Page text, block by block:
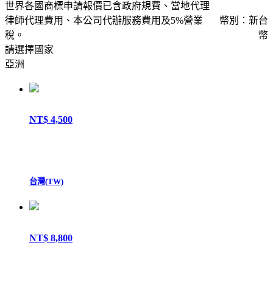
世界各國商標申請報價已含政府規費、當地代理
律師代理費用、本公司代辦服務費用及5%營業
稅。
幣別：新台
幣
請選擇國家
亞洲
NT$ 4,500
台灣(TW)
NT$ 8,800